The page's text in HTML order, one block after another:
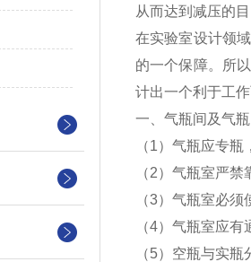
从而达到减压的
在实验室设计领
的一个保障。所
计出一个利于工
一、气瓶间及气
（1）气瓶应专
（2）气瓶室严
（3）气瓶室必
（4）气瓶室应
（5）空瓶与实